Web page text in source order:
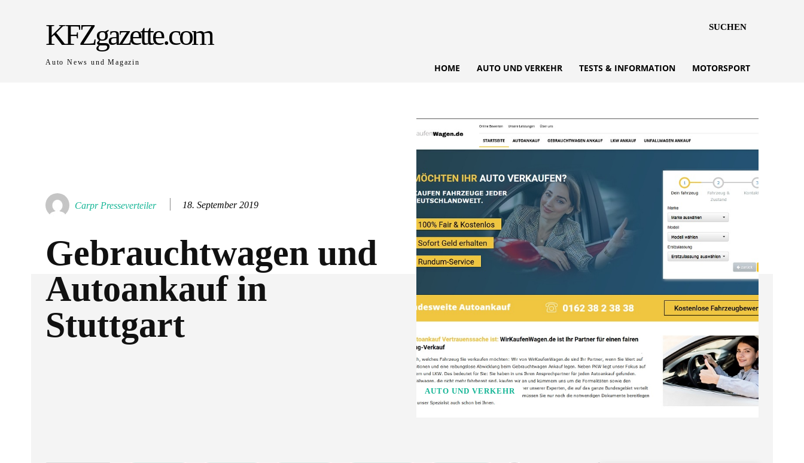
KFZgazette.com
Auto News und Magazin
SUCHEN
HOME AUTO UND VERKEHR TESTS & INFORMATION MOTORSPORT
Carpr Presseverteiler 18. September 2019
Gebrauchtwagen und
Autoankauf in
Stuttgart
AUTO UND VERKEHR